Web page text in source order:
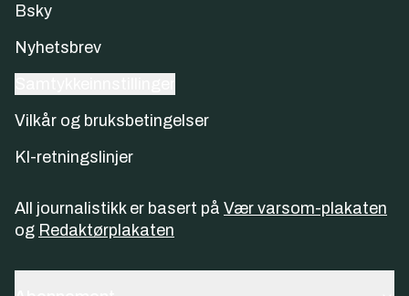
Bsky
Nyhetsbrev
Vilkår og bruksbetingelser
KI-retningslinjer
All journalistikk er basert på Vær varsom-plakaten
og Redaktørplakaten